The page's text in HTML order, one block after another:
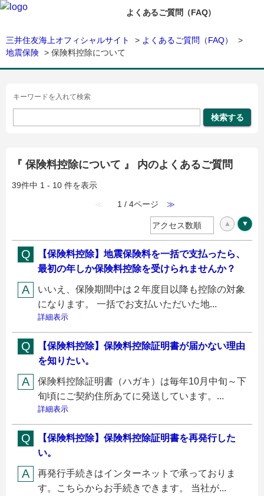
よくあるご質問（FAQ）
三井住友海上オフィシャルサイト > よくあるご質問（FAQ）
>
地震保険 > 保険料控除について
キーワードを入れて検索
『 保険料控除について 』 内のよくあるご質問
39件中 1 - 10 件を表示
≪
1 / 4ページ ≫
【保険料控除】地震保険料を一括で支払ったら、
最初の年しか保険料控除を受けられませんか？
いいえ、保険期間中は２年度目以降も控除の対象
になります。 一括でお支払いただいた地...
詳細表示
【保険料控除】保険料控除証明書が届かない理由
を知りたい。
保険料控除証明書（ハガキ）は毎年10月中旬～下
旬頃にご契約住所あてに発送しています。...
詳細表示
【保険料控除】保険料控除証明書を再発行した
い。
再発行手続きはインターネットで承っておりま
す。こちらからお手続きできます。 当社が...